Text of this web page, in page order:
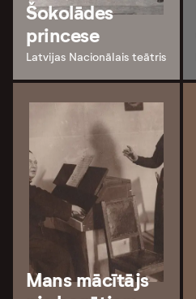
Šokolādes
princese
Latvijas Nacionālais teātris
Mans mācītājs